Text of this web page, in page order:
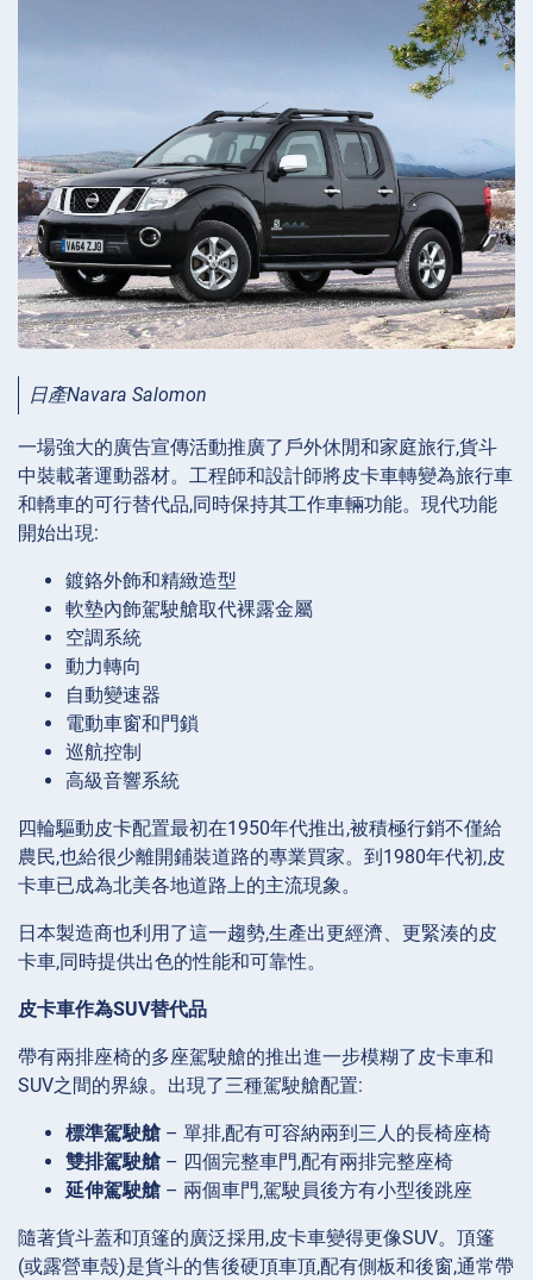
日產Navara Salomon
一場強大的廣告宣傳活動推廣了戶外休閒和家庭旅行,貨斗
中裝載著運動器材。工程師和設計師將皮卡車轉變為旅行車
和轎車的可行替代品,同時保持其工作車輛功能。現代功能
開始出現:
鍍鉻外飾和精緻造型
軟墊內飾駕駛艙取代裸露金屬
空調系統
動力轉向
自動變速器
電動車窗和門鎖
巡航控制
高級音響系統
四輪驅動皮卡配置最初在1950年代推出,被積極行銷不僅給
農民,也給很少離開鋪裝道路的專業買家。到1980年代初,皮
卡車已成為北美各地道路上的主流現象。
日本製造商也利用了這一趨勢,生產出更經濟、更緊湊的皮
卡車,同時提供出色的性能和可靠性。
皮卡車作為SUV替代品
帶有兩排座椅的多座駕駛艙的推出進一步模糊了皮卡車和
SUV之間的界線。出現了三種駕駛艙配置:
標準駕駛艙 – 單排,配有可容納兩到三人的長椅座椅
雙排駕駛艙 – 四個完整車門,配有兩排完整座椅
延伸駕駛艙 – 兩個車門,駕駛員後方有小型後跳座
隨著貨斗蓋和頂篷的廣泛採用,皮卡車變得更像SUV。頂篷
(或露營車殼)是貨斗的售後硬頂車頂,配有側板和後窗,通常帶